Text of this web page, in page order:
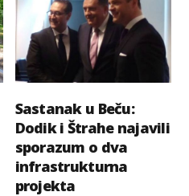
Sastanak u Beču:
Dodik i Štrahe najavili
sporazum o dva
infrastrukturna
projekta